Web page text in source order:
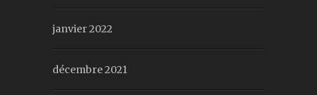
janvier 2022
décembre 2021